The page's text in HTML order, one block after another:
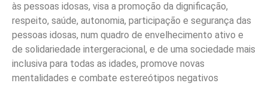
às pessoas idosas, visa a promoção da dignificação,
respeito, saúde, autonomia, participação e segurança das
pessoas idosas, num quadro de envelhecimento ativo e
de solidariedade intergeracional, e de uma sociedade mais
inclusiva para todas as idades, promove novas
mentalidades e combate estereótipos negativos